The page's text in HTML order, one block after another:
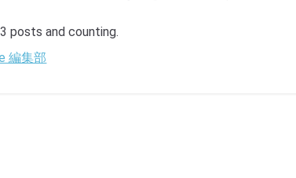
posts and counting.
編集部